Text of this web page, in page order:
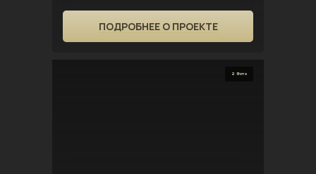
ПОДРОБНЕЕ О ПРОЕКТЕ
2 Фото